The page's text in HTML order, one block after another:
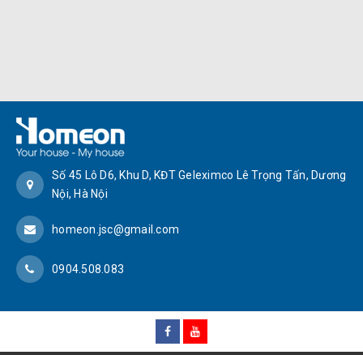
Số 45 Lô D6, Khu D, KĐT Geleximco Lê Trọng Tấn, Dương
Nội, Hà Nội
homeon.jsc@gmail.com
0904.508.083